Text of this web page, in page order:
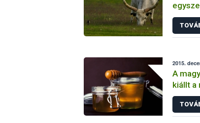
2015.
A
kiállt a